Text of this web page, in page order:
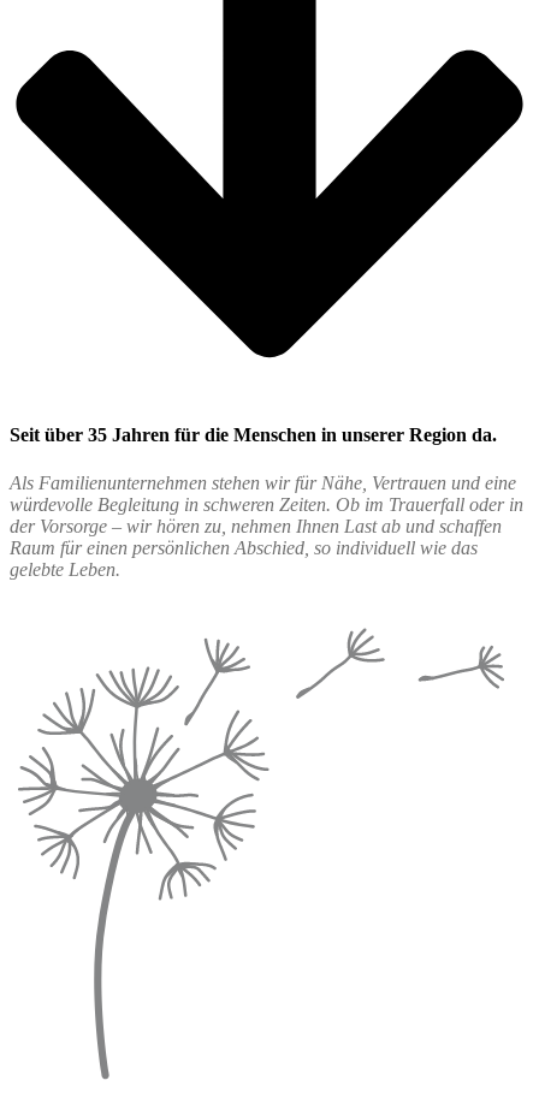
Seit über 35 Jahren für die Menschen in unserer Region da.
Als Familienunternehmen stehen wir für Nähe, Vertrauen und eine
würdevolle Begleitung in schweren Zeiten. Ob im Trauerfall oder in
der Vorsorge – wir hören zu, nehmen Ihnen Last ab und schaffen
Raum für einen persönlichen Abschied, so individuell wie das
gelebte Leben.